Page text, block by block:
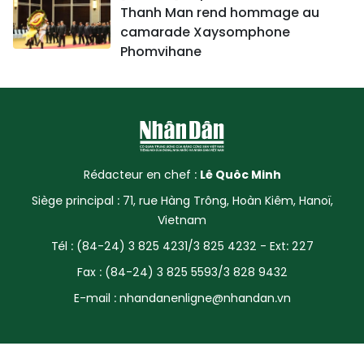
Thanh Man rend hommage au
camarade Xaysomphone
Phomvihane
Rédacteur en chef : Lê Quôc Minh
Siège principal : 71, rue Hàng Trông, Hoàn Kiêm, Hanoï,
Vietnam
Tél : (84-24) 3 825 4231/3 825 4232 - Ext: 227
Fax : (84-24) 3 825 5593/3 828 9432
E-mail : nhandanenligne@nhandan.vn